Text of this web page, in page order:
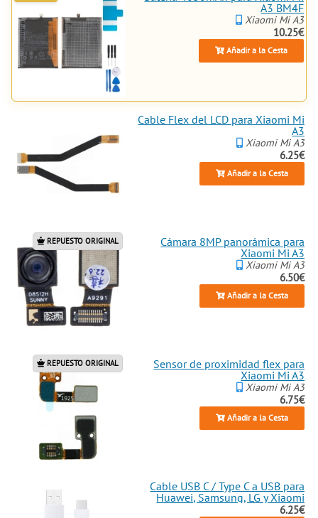
aquí las arreglamos todas con
de calidad, ya sea OLED
o INCELL para una visualización
o el altavoz falla? Explora
inclusopiezaspara la carcasa,
micro y vibradores. Todo para que
Xiaomi Mi A3 vuelva a
ser el rey de la multitarea, sin
dramas. ¡Haz clic y elige tus
A3 BM4F
Xiaomi Mi A3
10.25€
Añadir a la Cesta
Cable Flex del LCD para Xiaomi Mi
A3
Xiaomi Mi A3
6.25€
Añadir a la Cesta
REPUESTO ORIGINAL
Cámara 8MP panorámica para
Xiaomi Mi A3
Xiaomi Mi A3
6.50€
Añadir a la Cesta
REPUESTO ORIGINAL
Sensor de proximidad flex para
Xiaomi Mi A3
Xiaomi Mi A3
6.75€
Añadir a la Cesta
Cable USB C / Type C a USB para
Huawei, Samsung, LG y Xiaomi
6.25€